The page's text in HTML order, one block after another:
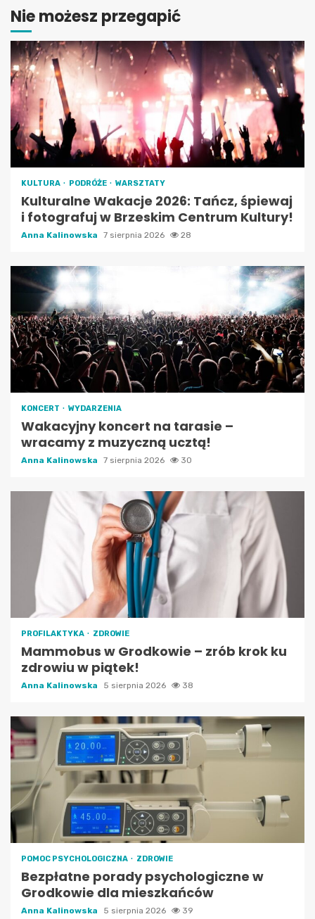
Nie możesz przegapić
KULTURA PODRÓŻE WARSZTATY
Kulturalne Wakacje 2026: Tańcz, śpiewaj
i fotografuj w Brzeskim Centrum Kultury!
Anna Kalinowska 7 sierpnia 2026 28
KONCERT WYDARZENIA
Wakacyjny koncert na tarasie –
wracamy z muzyczną ucztą!
Anna Kalinowska 7 sierpnia 2026 30
PROFILAKTYKA ZDROWIE
Mammobus w Grodkowie – zrób krok ku
zdrowiu w piątek!
Anna Kalinowska 5 sierpnia 2026 38
POMOC PSYCHOLOGICZNA ZDROWIE
Bezpłatne porady psychologiczne w
Grodkowie dla mieszkańców
Anna Kalinowska 5 sierpnia 2026 39